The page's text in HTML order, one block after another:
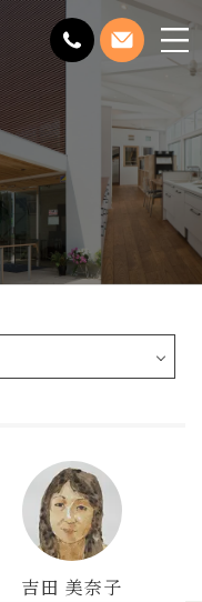
メ
ニ
ー
を
開
く
吉田 美奈子